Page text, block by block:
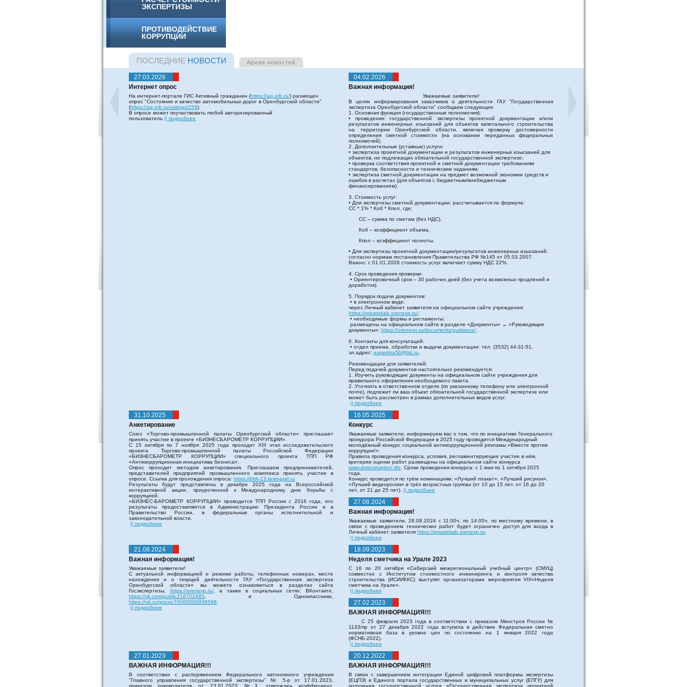
ЭКСПЕРТИЗЫ
ПРОТИВОДЕЙСТВИЕ
КОРРУПЦИИ
ПОСЛЕДНИЕ НОВОСТИ Архив новостей
27.03.2026
Интернет опрос
На интернет-портале ГИС Активный гражданин (https://ag.orb.ru/) размещен
опрос "Состояние и качество автомобильных дорог в Оренбургской области"
(https://ag.orb.ru/votings/259).
В опросе может поучаствовать любой авторизированный
пользователь || подробнее
04.02.2026
Важная информация!
Уважаемые заявители!
В целях информирования заказчиков о деятельности ГАУ "Государственная
экспертиза Оренбургской области" сообщаем следующее.
1. Основная функция (государственные полномочия):
• проведение государственной экспертизы проектной документации и/или
результатов инженерных изысканий для объектов капитального строительства
на территории Оренбургской области, включая проверку достоверности
определения сметной стоимости (на основании переданных федеральных
полномочий).
2. Дополнительные (уставные) услуги:
• экспертиза проектной документации и результатов инженерных изысканий для
объектов, не подлежащих обязательной государственной экспертизе;
• проверка соответствия проектной и сметной документации требованиям
стандартов, безопасности и техническим заданиям;
• экспертиза сметной документации на предмет возможной экономии средств и
ошибок в расчетах (для объектов с бюджетным/внебюджетным
финансированием).
3. Стоимость услуг:
• Для экспертизы сметной документации: рассчитывается по формуле:
СС * 1% * Коб * Кпол, где:
СС – сумма по сметам (без НДС),
Коб – коэффициент объема,
Кпол – коэффициент полноты.
• Для экспертизы проектной документации/результатов инженерных изысканий:
согласно нормам постановления Правительства РФ №145 от 05.03.2007.
Важно: с 01.01.2026 стоимость услуг включает сумму НДС 22%.
4. Срок проведения проверки:
• Ориентировочный срок – 30 рабочих дней (без учета возможных продлений и
доработок).
5. Порядок подачи документов:
• в электронном виде:
через Личный кабинет заявителя на официальном сайте учреждения:
https://privatekab.orenexp.ru/;
• необходимые формы и регламенты:
размещены на официальном сайте в разделе «Документы» → «Руководящие
документы»: https://orenexp.ru/documents/guidance/
6. Контакты для консультаций:
• отдел приема, обработки и выдачи документации: тел. (3532) 44-31-51,
эл.адрес: expertiza56@list.ru
Рекомендации для заявителей:
Перед подачей документов настоятельно рекомендуется:
1. Изучить руководящие документы на официальном сайте учреждения для
правильного оформления необходимого пакета.
2. Уточнить в ответственном отделе (по указанному телефону или электронной
почте), подлежит ли ваш объект обязательной государственной экспертизе или
может быть рассмотрен в рамках дополнительных видов услуг.
|| подробнее
31.10.2025
Анкетирование
Союз «Торгово-промышленной палаты Оренбургской области» приглашает
принять участие в проекте «БИЗНЕСБАРОМЕТР КОРРУПЦИИ».
С 15 октября по 7 ноября 2025 года проходит XIII этап исследовательского
проекта Торгово-промышленной палаты Российской Федерации
«БИЗНЕСБАРОМЕТР КОРРУПЦИИ» специального проекта ТПП РФ
«Антикоррупционная инициатива бизнеса».
Опрос проходит методом анкетирования. Приглашаем предпринимателей,
представителей предприятий промышленного комплекса принять участие в
опросе. Ссылка для прохождения опроса: https://bbk-13.testograf.ru
Результаты будут представлены в декабре 2025 года на Всероссийской
интерактивной акции, приуроченной к Международному дню борьбы с
коррупцией.
«БИЗНЕС-БАРОМЕТР КОРРУПЦИИ» проводится ТПП России с 2016 года, его
результаты предоставляются в Администрацию Президента России и в
Правительство России, в федеральные органы исполнительной и
законодательной власти.
|| подробнее
16.05.2025
Конкурс
Уважаемые заявители, информируем вас о том, что по инициативе Генерального
прокурора Российской Федерации в 2025 году проводится Международный
молодёжный конкурс социальной антикоррупционной рекламы «Вместе против
коррупции!».
Правила проведения конкурса, условия, регламентирующие участие в нём,
критерии оценки работ размещены на официальном сайте конкурса
www.anticorruption.life . Сроки проведения конкурса: с 1 мая по 1 октября 2025
года.
Конкурс проводится по трём номинациям: «Лучший плакат», «Лучший рисунок»,
«Лучший видеоролик» в трёх возрастных группах (от 10 до 15 лет, от 16 до 20
лет, от 21 до 25 лет). || подробнее
27.08.2024
Важная информация!
Уважаемые заявители, 28.08.2024 с 11:00ч. по 14:00ч. по местному времени, в
связи с проведением технических работ будет ограничен доступ для входа в
Личный кабинет заявителя https://privatekab.orenexp.ru
|| подробнее
21.08.2024
Важная информация!
Уважаемые заявители!
С актуальной информацией о режиме работы, телефонных номерах, месте
нахождения и о текущей деятельности ГАУ «Государственная экспертиза
Оренбургской области» вы можете ознакомиться в разделах сайта
Госэкспертизы, https://orenexp.ru/, а также в социальных сетях: ВКонтакте,
https://vk.com/public216702485 , и Одноклассники,
https://ok.ru/group/70000000938598
|| подробнее
18.09.2023
Неделя сметчика на Урале 2023
С 16 по 20 октября «Сибирский межрегиональный учебный центр» (СМУЦ)
совместно с Институтом стоимостного инжиниринга и контроля качества
строительства (ИСИИККС) выступят организаторами мероприятия VIII«Неделя
сметчика на Урале».
|| подробнее
27.02.2023
ВАЖНАЯ ИНФОРМАЦИЯ!!!
С 25 февраля 2023 года в соответствии с приказом Минстроя России №
1133/пр от 27 декабря 2022 года вступила в действие Федеральная сметно
нормативная база в уровне цен по состоянию на 1 января 2022 года
(ФСНБ-2022).
|| подробнее
27.01.2023
ВАЖНАЯ ИНФОРМАЦИЯ!!!
В соответствии с распоряжением Федерального автономного учреждения
"Главного управления государственной экспертизы" № 5-р от 17.01.2023,
приказом руководителя от 23.01.2023 №3, утвержден коэффициент,
20.12.2022
ВАЖНАЯ ИНФОРМАЦИЯ!!!
В связи с завершением интеграции Единой цифровой платформы экспертизы
(ЕЦПЭ) и Единого портала государственных и муниципальных услуг (ЕПГУ) для
получения государственной услуги «Государственная экспертиза проектной